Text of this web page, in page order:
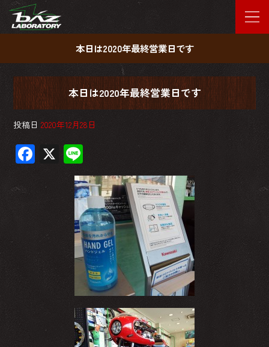
本日は2020年最終営業日です
本日は2020年最終営業日です
投稿日 2020年12月28日
F X
ne